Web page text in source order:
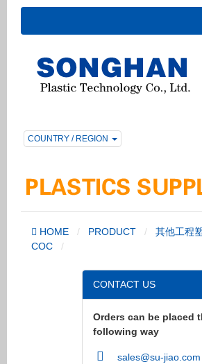
COUNTRY / REGION
HOME PRODUCT
其他工程
COC
CONTACT US
Orders can be placed
following way
sales@su-jiao.com